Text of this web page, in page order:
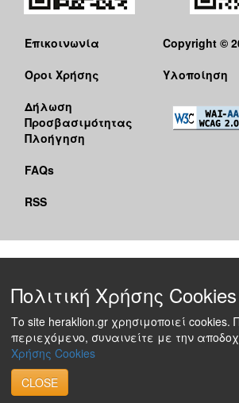
Επικοινωνία
Όροι Χρήσης
Δήλωση
Προσβασιμότητας
Πλοήγηση
FAQs
RSS
Copyright ©
Υλοποίηση
Πολιτική Χρήσης Cookies
Το site heraklion.gr χρησιμοποιεί
περιεχόμενο, συναινείτε με την
Χρήσης Cookies
CLOSE